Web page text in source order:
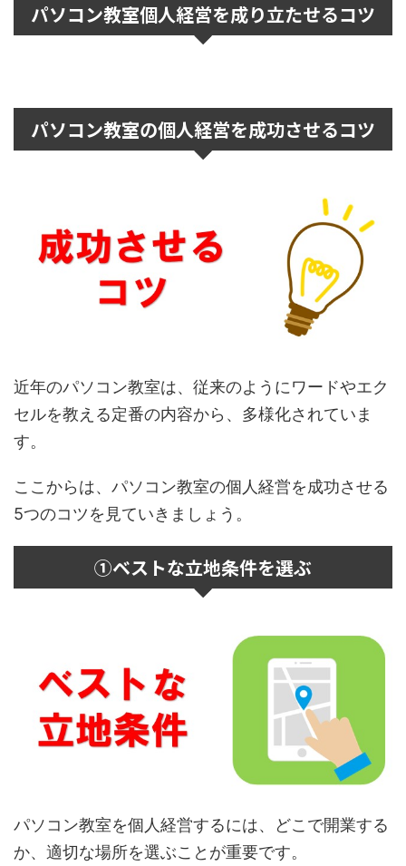
パソコン教室個人経営を成り立たせるコツ
パソコン教室の個人経営を成功させるコツ
近年のパソコン教室は、従来のようにワードやエク
セルを教える定番の内容から、多様化されていま
す。
ここからは、パソコン教室の個人経営を成功させる
5つのコツを見ていきましょう。
①ベストな立地条件を選ぶ
パソコン教室を個人経営するには、どこで開業する
か、適切な場所を選ぶことが重要です。